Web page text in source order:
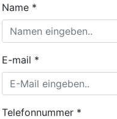
Name *
E-mail *
Telefonnummer *